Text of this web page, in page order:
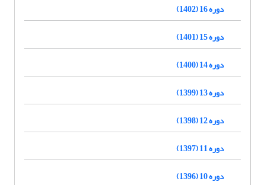
دوره 16 (1402)
دوره 15 (1401)
دوره 14 (1400)
دوره 13 (1399)
دوره 12 (1398)
دوره 11 (1397)
دوره 10 (1396)